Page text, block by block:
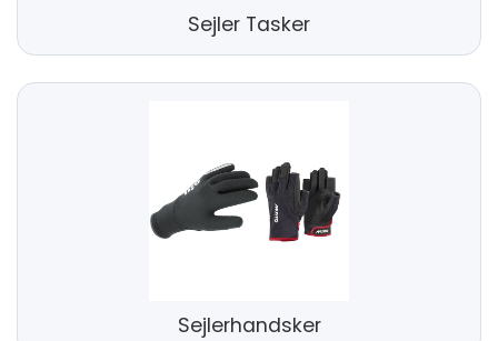
Sejler Tasker
Sejlerhandsker